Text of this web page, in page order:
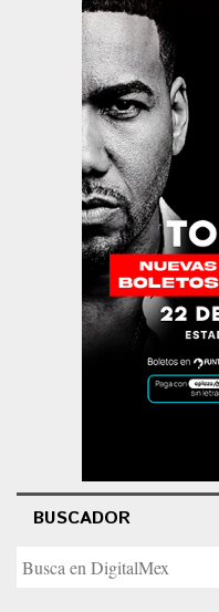
BUSCADOR